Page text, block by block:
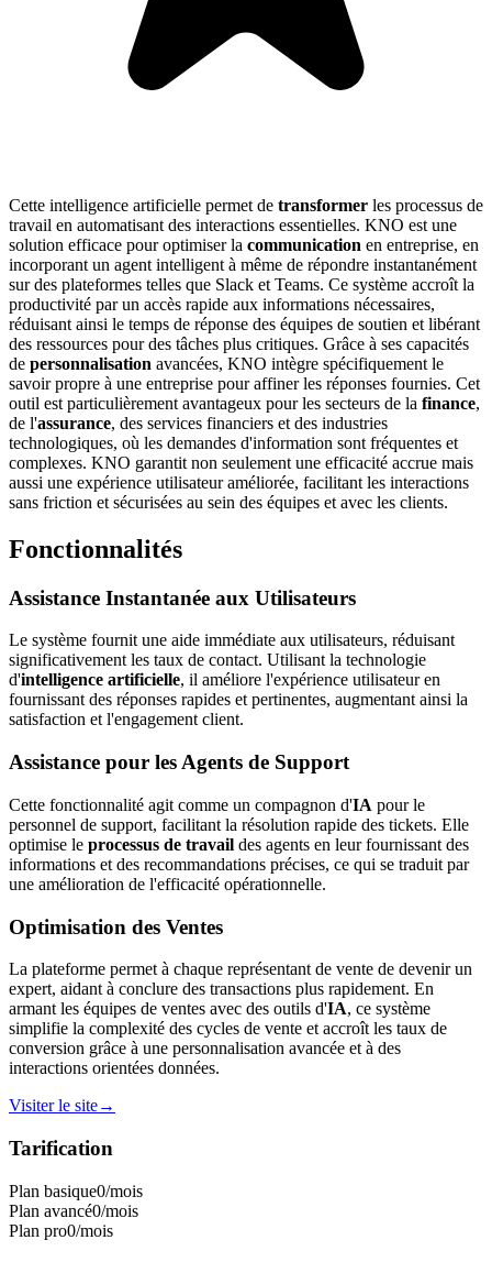
Cette intelligence artificielle permet de transformer les processus de
travail en automatisant des interactions essentielles. KNO est une
solution efficace pour optimiser la communication en entreprise, en
incorporant un agent intelligent à même de répondre instantanément
sur des plateformes telles que Slack et Teams. Ce système accroît la
productivité par un accès rapide aux informations nécessaires,
réduisant ainsi le temps de réponse des équipes de soutien et libérant
des ressources pour des tâches plus critiques. Grâce à ses capacités
de personnalisation avancées, KNO intègre spécifiquement le
savoir propre à une entreprise pour affiner les réponses fournies. Cet
outil est particulièrement avantageux pour les secteurs de la finance,
de l'assurance, des services financiers et des industries
technologiques, où les demandes d'information sont fréquentes et
complexes. KNO garantit non seulement une efficacité accrue mais
aussi une expérience utilisateur améliorée, facilitant les interactions
sans friction et sécurisées au sein des équipes et avec les clients.
Fonctionnalités
Assistance Instantanée aux Utilisateurs
Le système fournit une aide immédiate aux utilisateurs, réduisant
significativement les taux de contact. Utilisant la technologie
d'intelligence artificielle, il améliore l'expérience utilisateur en
fournissant des réponses rapides et pertinentes, augmentant ainsi la
satisfaction et l'engagement client.
Assistance pour les Agents de Support
Cette fonctionnalité agit comme un compagnon d'IA pour le
personnel de support, facilitant la résolution rapide des tickets. Elle
optimise le processus de travail des agents en leur fournissant des
informations et des recommandations précises, ce qui se traduit par
une amélioration de l'efficacité opérationnelle.
Optimisation des Ventes
La plateforme permet à chaque représentant de vente de devenir un
expert, aidant à conclure des transactions plus rapidement. En
armant les équipes de ventes avec des outils d'IA, ce système
simplifie la complexité des cycles de vente et accroît les taux de
conversion grâce à une personnalisation avancée et à des
interactions orientées données.
Visiter le site→
Tarification
Plan basique0/mois
Plan avancé0/mois
Plan pro0/mois